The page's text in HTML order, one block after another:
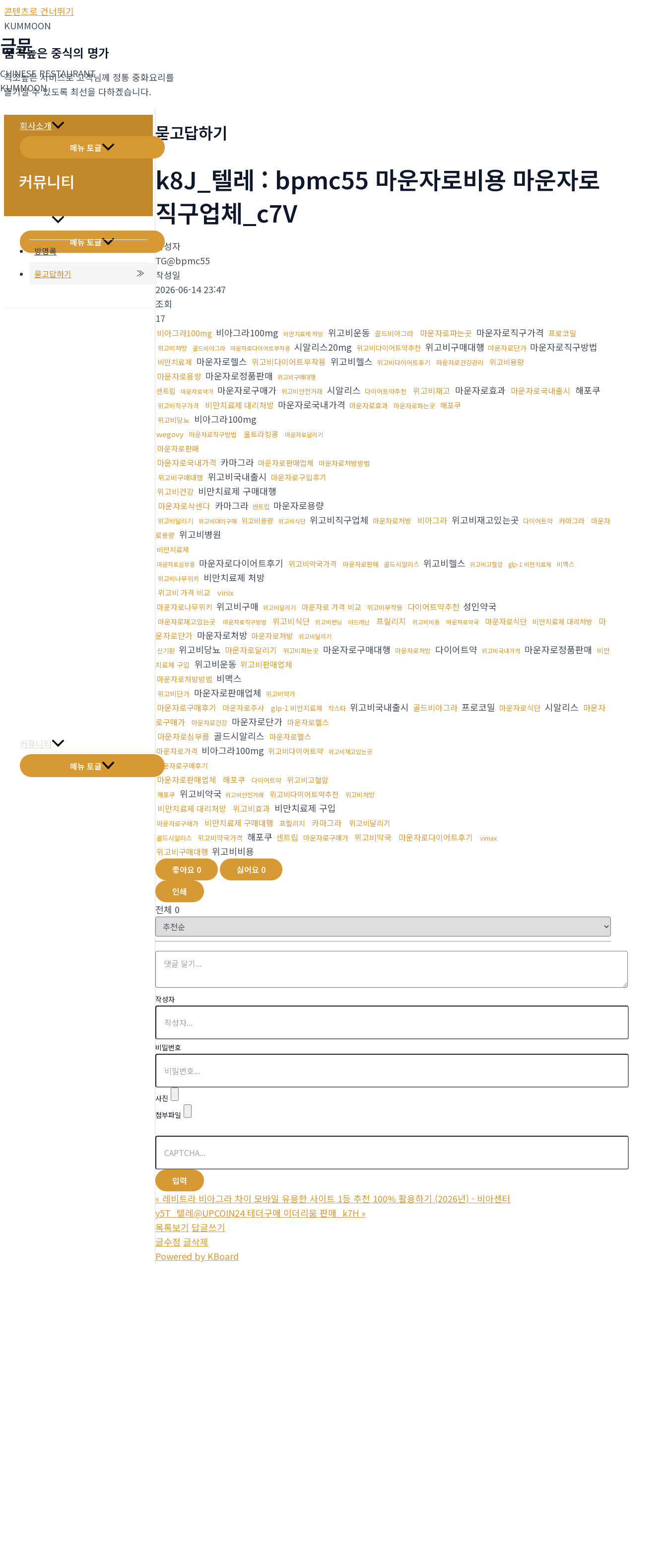
콘텐츠로 건너뛰기
금문
CHINESE RESTAURANT
KUMMOON
회사소개
메뉴 토글
메뉴소개
메뉴 토글
커뮤니티
메뉴 토글
KUMMOON
품격높은 중식의 명가
격조높은 서비스로 고객님께 정통 중화요리를
즐기실 수 있도록 최선을 다하겠습니다.
커뮤니티
방명록
묻고답하기
묻고답하기
k8J_텔레 : bpmc55 마운자로비용 마운자로
직구업체_c7V
작성자
TG@bpmc55
작성일
2026-06-14 23:47
조회
17
비아그라100mg 비아그라100mg 비만치료제 처방 위고비운동 골드비아그라 마운자로파는곳 마운자로직구가격 프로코밀
위고비처방 골드비아그라 마운자로다이어트부작용 시알리스20mg 위고비다이어트약추천 위고비구매대행 마운자로단가 마운자로직구방법
비만치료제 마운자로헬스 위고비다이어트부작용 위고비헬스 위고비다이어트후기 마운자로건강관리 위고비용량
마운자로용량 마운자로정품판매 위고비구매대행
센트립 마운자로약가 마운자로구매가 위고비안전거래 시알리스 다이어트약추천 위고비재고 마운자로효과 마운자로국내출시 해포쿠
위고비직구가격 비만치료제 대리처방 마운자로국내가격 마운자로효과 마운자로파는곳 해포쿠
위고비당뇨 비아그라100mg
wegovy 마운자로직구방법 울트라킹콩 마운자로달리기
마운자로판매
마운자로국내가격 카마그라 마운자로판매업체 마운자로처방방법
위고비구매대행 위고비국내출시 마운자로구입후기
위고비건강 비만치료제 구매대행
마운자로삭센다 카마그라 센트립 마운자로용량
위고비달리기 위고비대리구매 위고비용량 위고비식단 위고비직구업체 마운자로처방 비아그라 위고비재고있는곳 다이어트약 카마그라
마운자
로용량 위고비병원
비만치료제
마운자로심부름 마운자로다이어트후기 위고비약국가격 마운자로판매 골드시알리스 위고비헬스 위고비고혈압 glp-1 비만치료제
비맥스
위고비나무위키
비만치료제 처방
위고비 가격 비교
vinix
마운자로나무위키 위고비구매 위고비달리기 마운자로 가격 비교 위고비부작용 다이어트약추천 성인약국
마운자로재고있는곳 마운자로직구방법 위고비식단 위고비런닝 아드레닌 프릴리지 위고비비용 마운자로약국 마운자로식단 비만치료제 대리처방
마
운자로단가 마운자로처방 마운자로처방 위고비달리기
신기환 위고비당뇨 마운자로달리기 위고비파는곳 마운자로구매대행 마운자로처방 다이어트약 위고비국내가격 마운자로정품판매
비만
치료제 구입
위고비운동 위고비판매업체
마운자로처방방법 비맥스
위고비단가 마운자로판매업체 위고비약가
마운자로구매후기 마운자로주사 glp-1 비만치료제 칵스타 위고비국내출시 골드비아그라 프로코밀 마운자로식단 시알리스 마운자
로구매가
마운자로건강 마운자로단가 마운자로헬스
마운자로심부름 골드시알리스 마운자로헬스
마운자로가격 비아그라100mg 위고비다이어트약 위고비재고있는곳
마운자로구매후기
마운자로판매업체 해포쿠 다이어트약 위고비고혈압
해포쿠 위고비약국 위고비안전거래 위고비다이어트약추천 위고비처방
비만치료제 대리처방 위고비효과 비만치료제 구입
마운자로구매가 비만치료제 구매대행 프릴리지 카마그라 위고비달리기
골드시알리스 위고비약국가격 해포쿠 센트립 마운자로구매가 위고비약국 마운자로다이어트후기 vimax
위고비구매대행 위고비비용
좋아요 0 싫어요 0
인쇄
전체 0
작성자
비밀번호
사진
첨부파일
« 레비트라 비아그라 차이 모바일 유용한 사이트 1등 추천 100% 활용하기 (2026년) - 비아센터
y5T_텔레@UPCOIN24 테더구매 이더리움 판매_k7H »
목록보기 답글쓰기
글수정 글삭제
Powered by KBoard